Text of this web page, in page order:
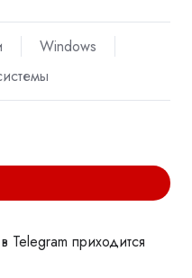
Windows
Telegram приходится